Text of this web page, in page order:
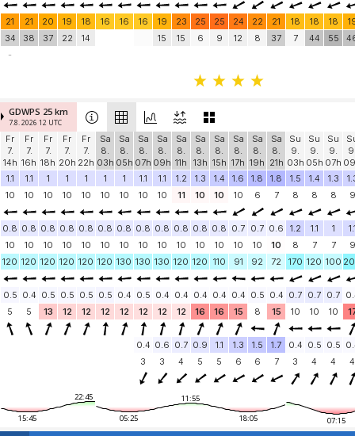
21 21 20 19 18 16 16 16 19 23 25 25 24 22 21 18 18 18
34
38 37 22 14 15 15 6 9 12 8 37 7 44 55
-
GDWPS 25 km
7.8. 2026 12 UTC
Fr
7.
14h
Fr
7.
16h
Fr
7.
18h
Fr
7.
20h
Fr
7.
22h
Sa
8.
03h
Sa
8.
05h
Sa
8.
07h
Sa
8.
09h
Sa
8.
11h
Sa
8.
13h
Sa
8.
15h
Sa
8.
17h
Sa
8.
19h
Sa
8.
21h
Su
9.
03h
Su
9.
05h
Su
9.
07h
1.1
1.1 1 1 1 1 1 1.1 1.1 1.2 1.3 1.4 1.6 1.8 1.8 1.5 1.4 1.3
10
10 10 10 10 10 10 10 10 11 10 10 10 6 7 8 8 8 9
0.8 0.8 0.8 0.8 0.8 0.8 0.8 0.8 0.8 0.8 0.8 0.8 0.7 0.7 0.6 1.2 1.1 1
10
10 10 10 10 10 10 10 10 10 10 10 10 10 10 8 7 7
9
120 120 120 120 120 120 130 130 130 120 120 110 91 92 72 170 120 100
0.5 0.4 0.5 0.5 0.5 0.5 0.4 0.5 0.4 0.4 0.4 0.4 0.4 0.5 0.4 0.7 0.7 0.7
5
5 13 12 12 12 12 12 12 12 16 16 15 8 15 10 10 10
0.4 0.6 0.7 0.9 1.1 1.3 1.5 1.7 0.4 0.5 0.5
3
3 4 5 5 6 6 7 3 4 4 4
22:45
15:45
11:55
05:25
18:05 07:15